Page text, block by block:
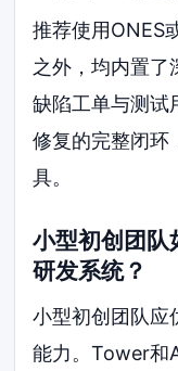
推荐使用ONES
之外，均内置了
缺陷工单与测试
修复的完整闭环
具。
小型初创团队
研发系统？
小型初创团队应
能力。Tower和